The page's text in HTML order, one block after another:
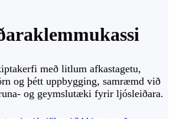
með litlum afkastagetu,
og þétt uppbygging, samræmd við
og geymslutæki fyrir ljósleiðara.